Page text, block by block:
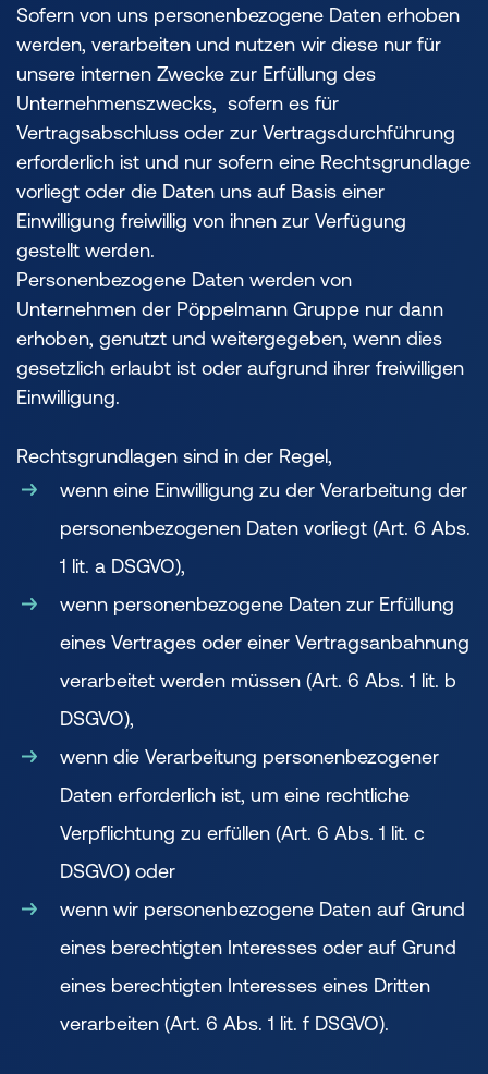
Sofern von uns personenbezogene Daten erhoben
werden, verarbeiten und nutzen wir diese nur für
unsere internen Zwecke zur Erfüllung des
Unternehmenszwecks, sofern es für
Vertragsabschluss oder zur Vertragsdurchführung
erforderlich ist und nur sofern eine Rechtsgrundlage
vorliegt oder die Daten uns auf Basis einer
Einwilligung freiwillig von ihnen zur Verfügung
gestellt werden.
Personenbezogene Daten werden von
Unternehmen der Pöppelmann Gruppe nur dann
erhoben, genutzt und weitergegeben, wenn dies
gesetzlich erlaubt ist oder aufgrund ihrer freiwilligen
Einwilligung.
Rechtsgrundlagen sind in der Regel,
wenn eine Einwilligung zu der Verarbeitung der
personenbezogenen Daten vorliegt (Art. 6 Abs.
1 lit. a DSGVO),
wenn personenbezogene Daten zur Erfüllung
eines Vertrages oder einer Vertragsanbahnung
verarbeitet werden müssen (Art. 6 Abs. 1 lit. b
DSGVO),
wenn die Verarbeitung personenbezogener
Daten erforderlich ist, um eine rechtliche
Verpflichtung zu erfüllen (Art. 6 Abs. 1 lit. c
DSGVO) oder
wenn wir personenbezogene Daten auf Grund
eines berechtigten Interesses oder auf Grund
eines berechtigten Interesses eines Dritten
verarbeiten (Art. 6 Abs. 1 lit. f DSGVO).